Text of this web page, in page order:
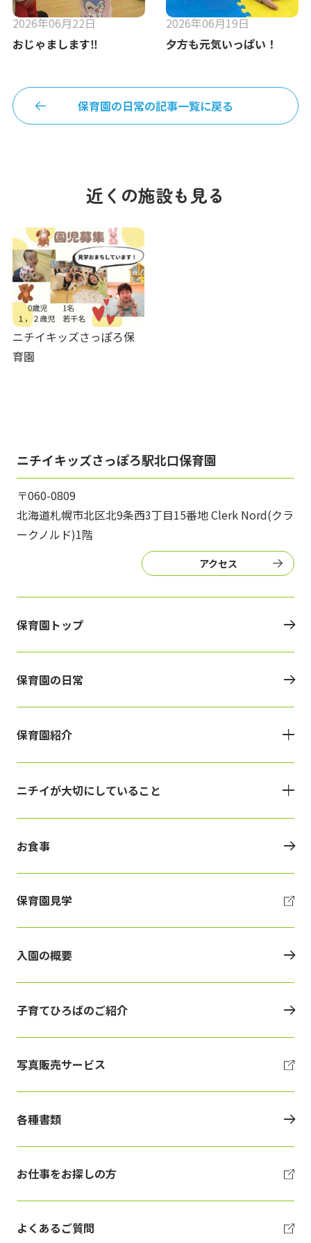
2026年06月22日
おじゃまします‼︎
2026年06月19日
夕方も元気いっぱい！
保育園の日常の記事一覧に戻る
近くの施設も見る
ニチイキッズさっぽろ保
育園
ニチイキッズさっぽろ駅北口保育園
〒060-0809
北海道札幌市北区北9条西3丁目15番地 Clerk Nord(クラ
ークノルド)1階
アクセス
保育園トップ
保育園の日常
保育園紹介
ニチイが大切にしていること
お食事
保育園見学
入園の概要
子育てひろばのご紹介
写真販売サービス
各種書類
お仕事をお探しの方
よくあるご質問